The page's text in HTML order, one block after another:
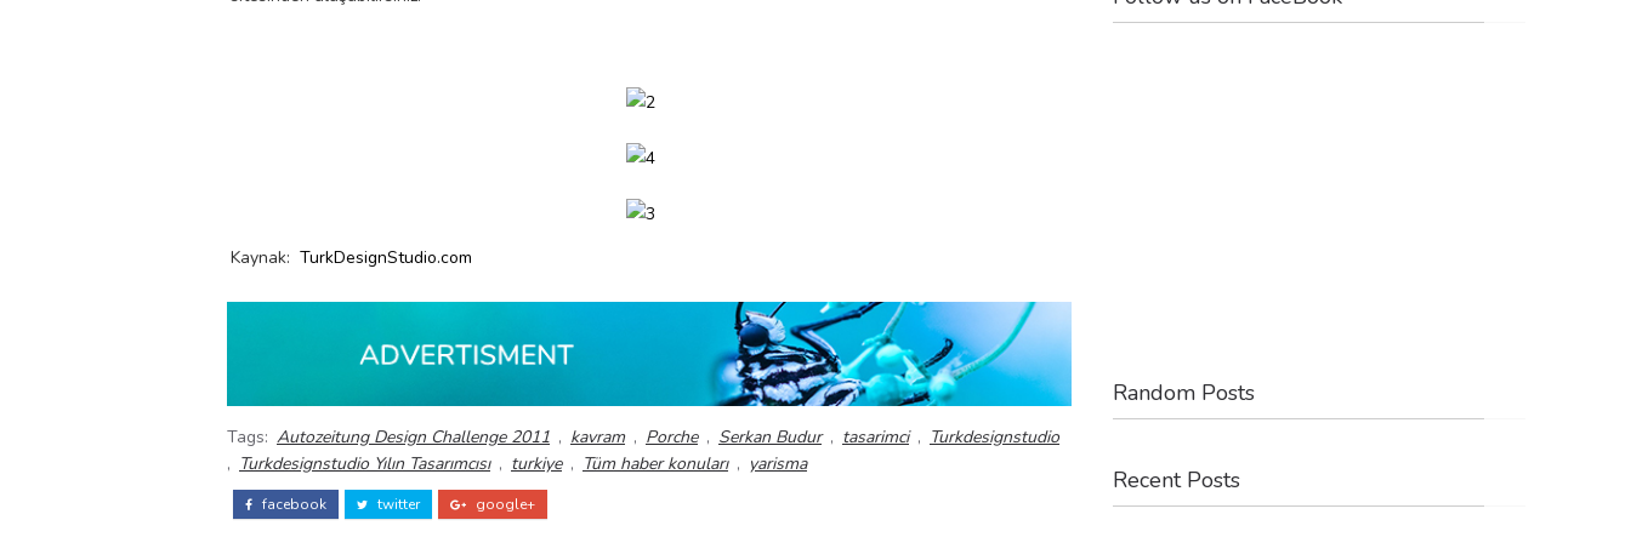
Kaynak: TurkDesignStudio.com
Tags: Autozeitung Design Challenge 2011 , kavram , Porche , Serkan Budur , tasarimci , Turkdesignstudio
, Turkdesignstudio Yılın Tasarımcısı , turkiye , Tüm haber konuları , yarisma
facebook twitter google+
Random Posts
Recent Posts